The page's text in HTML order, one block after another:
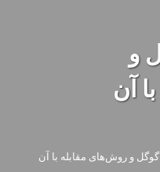
و
آن
و روش‌های مقابله با آن